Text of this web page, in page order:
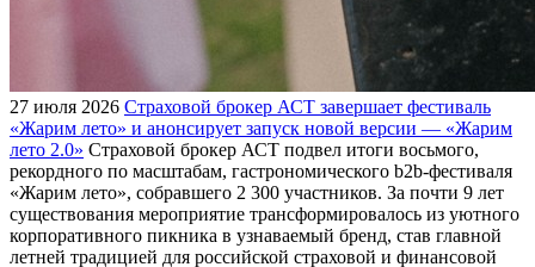
27 июля 2026 Страховой брокер АСТ завершает фестиваль
«Жарим лето» и анонсирует запуск новой версии — «Жарим
лето 2.0» Страховой брокер АСТ подвел итоги восьмого,
рекордного по масштабам, гастрономического b2b-фестиваля
«Жарим лето», собравшего 2 300 участников. За почти 9 лет
существования мероприятие трансформировалось из уютного
корпоративного пикника в узнаваемый бренд, став главной
летней традицией для российской страховой и финансовой